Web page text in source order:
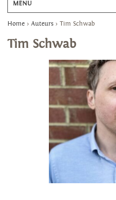
MENU
Home > Auteurs > Tim Schwab
Tim Schwab